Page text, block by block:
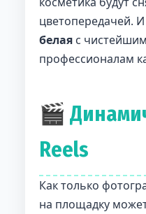
цветопередачей.
белая с
профессионалам
🎬
Reels
Как только
на площадку